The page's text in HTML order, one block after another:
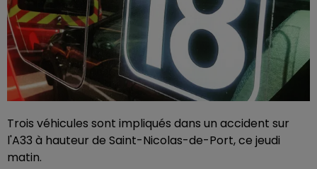
Trois véhicules sont impliqués dans un accident sur
l'A33 à hauteur de Saint-Nicolas-de-Port, ce jeudi
matin.